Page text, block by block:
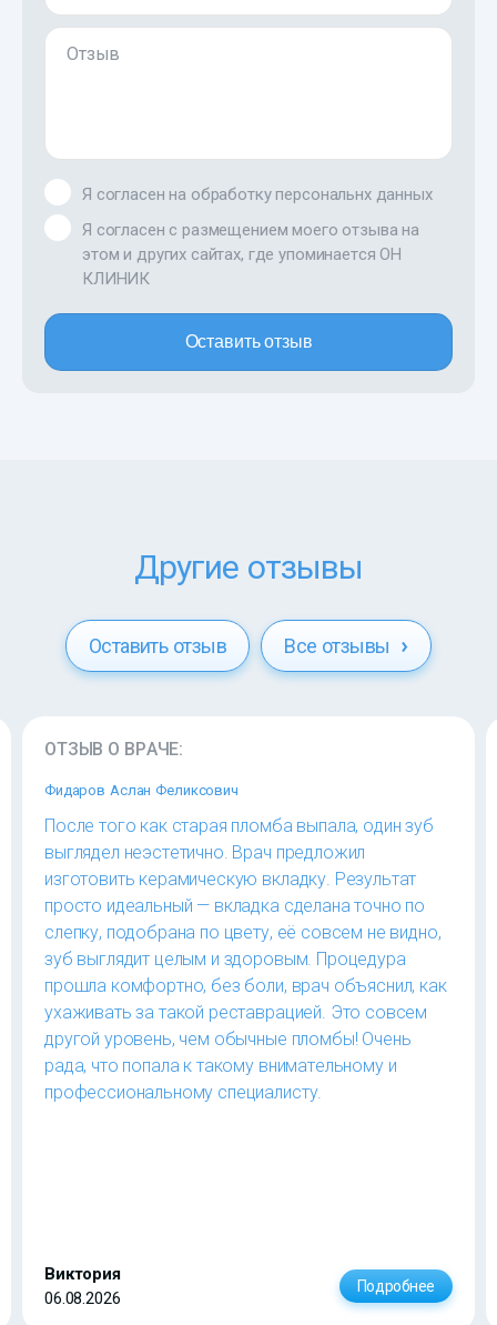
Отзыв
Я согласен на обработку персональнх данных
Я согласен с размещением моего отзыва на
этом и других сайтах, где упоминается ОН
КЛИНИК
Оставить отзыв
Другие отзывы
Оставить отзыв Все отзывы
ОТЗЫВ О ВРАЧЕ:
Фидаров Аслан Феликсович
После того как старая пломба выпала, один зуб
выглядел неэстетично. Врач предложил
изготовить керамическую вкладку. Результат
просто идеальный — вкладка сделана точно по
слепку, подобрана по цвету, её совсем не видно,
зуб выглядит целым и здоровым. Процедура
прошла комфортно, без боли, врач объяснил, как
ухаживать за такой реставрацией. Это совсем
другой уровень, чем обычные пломбы! Очень
рада, что попала к такому внимательному и
профессиональному специалисту.
Виктория
06.08.2026
Подробнее